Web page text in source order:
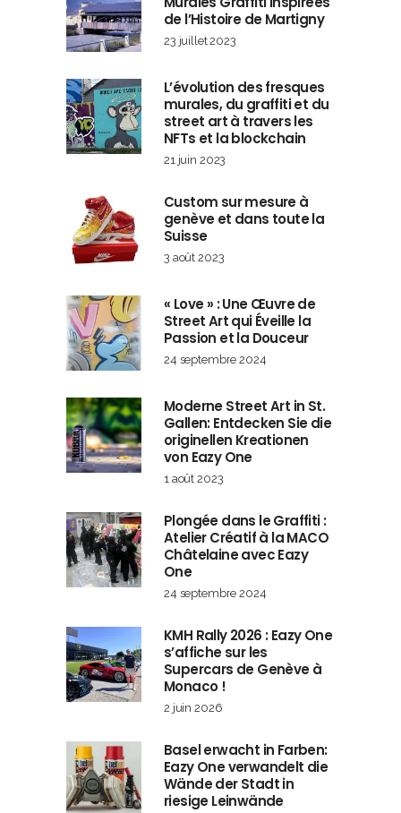
de l’Histoire de Martigny
23 juillet 2023
L’évolution des fresques
murales, du graffiti et du
street art à travers les
NFTs et la blockchain
21 juin 2023
Custom sur mesure à
genève et dans toute la
Suisse
3 août 2023
« Love » : Une Œuvre de
Street Art qui Éveille la
Passion et la Douceur
24 septembre 2024
Moderne Street Art in St.
Gallen: Entdecken Sie die
originellen Kreationen
von Eazy One
1 août 2023
Plongée dans le Graffiti :
Atelier Créatif à la MACO
Châtelaine avec Eazy
One
24 septembre 2024
KMH Rally 2026 : Eazy One
s’affiche sur les
Supercars de Genève à
Monaco !
2 juin 2026
Basel erwacht in Farben:
Eazy One verwandelt die
Wände der Stadt in
riesige Leinwände